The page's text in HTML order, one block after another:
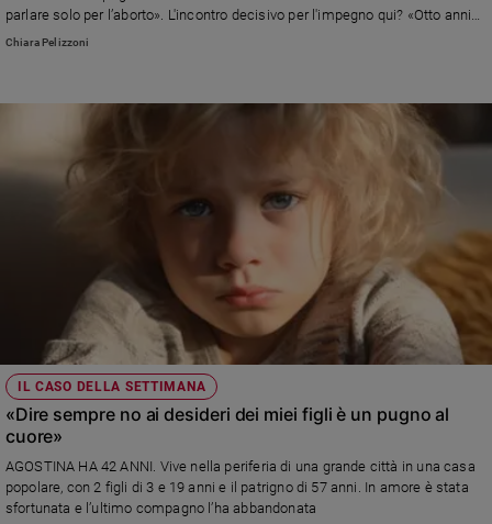
Fede
giorno
Società
e
valori
Ambiente
e
Creato
parlare solo per l’aborto». L'incontro decisivo per l'impegno qui? «Otto anni
fa con una ragazza coetanea. Tutte e due andavamo a scuola, avevamo
Chiara Pelizzoni
IL CASO DELLA SETTIMANA
«Dire sempre no ai desideri dei miei figli è un pugno al
cuore»
AGOSTINA HA 42 ANNI. Vive nella periferia di una grande città in una casa
popolare, con 2 figli di 3 e 19 anni e il patrigno di 57 anni. In amore è stata
sfortunata e l’ultimo compagno l’ha abbandonata